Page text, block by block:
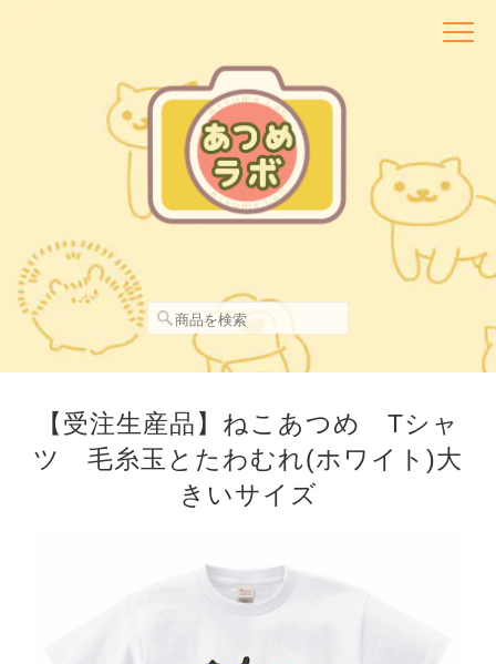
【受注生産品】ねこあつめ Tシャ
ツ 毛糸玉とたわむれ(ホワイト)大
きいサイズ